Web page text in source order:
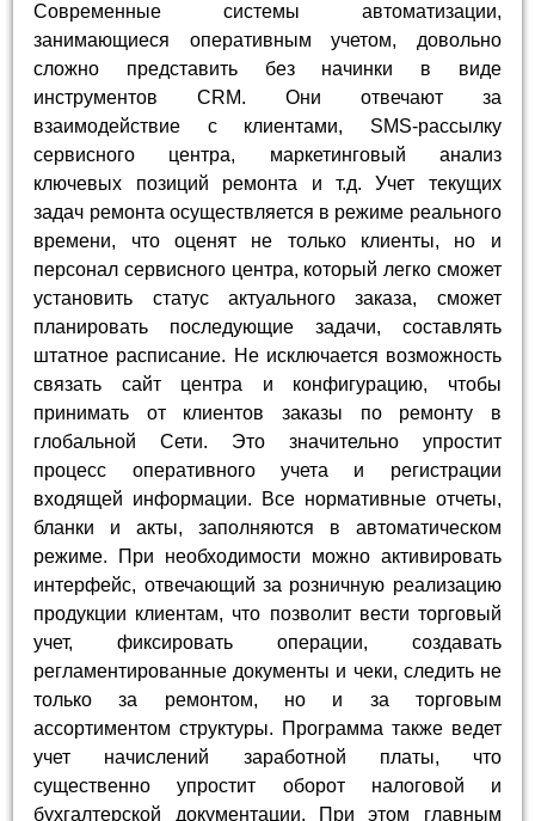
Современные системы автоматизации,
занимающиеся оперативным учетом, довольно
сложно представить без начинки в виде
инструментов CRM. Они отвечают за
взаимодействие с клиентами, SMS-рассылку
сервисного центра, маркетинговый анализ
ключевых позиций ремонта и т.д. Учет текущих
задач ремонта осуществляется в режиме реального
времени, что оценят не только клиенты, но и
персонал сервисного центра, который легко сможет
установить статус актуального заказа, сможет
планировать последующие задачи, составлять
штатное расписание. Не исключается возможность
связать сайт центра и конфигурацию, чтобы
принимать от клиентов заказы по ремонту в
глобальной Сети. Это значительно упростит
процесс оперативного учета и регистрации
входящей информации. Все нормативные отчеты,
бланки и акты, заполняются в автоматическом
режиме. При необходимости можно активировать
интерфейс, отвечающий за розничную реализацию
продукции клиентам, что позволит вести торговый
учет, фиксировать операции, создавать
регламентированные документы и чеки, следить не
только за ремонтом, но и за торговым
ассортиментом структуры. Программа также ведет
учет начислений заработной платы, что
существенно упростит оборот налоговой и
бухгалтерской документации. При этом главным